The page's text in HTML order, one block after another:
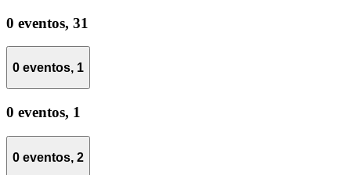
0 eventos, 31
0 eventos, 1
0 eventos, 1
0 eventos, 2